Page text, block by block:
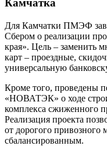
Камчатка
Для Камчатки ПМЭФ
Сбером о реализации
края». Цель – заменить
карт – проездные,
универсальную
Кроме того, проведены
«НОВАТЭК» о ходе
комплекса сжиженного
Реализация проекта
от дорогого привозного
сбалансированным.